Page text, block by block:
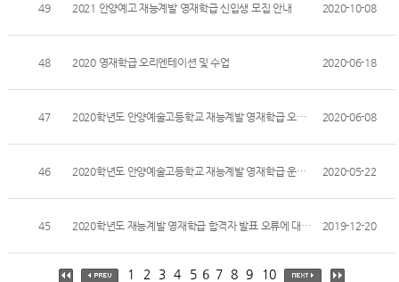
49 2021 안양예고 재능계발 영재학급 신입생 모집 안내 2020-10-08
48 2020 영재학급 오리엔테이션 및 수업 2020-06-18
47 2020학년도 안양예술고등학교 재능계발 영재학급 오리엔테이션 및 수업운영방식 2020-06-08
46 2020학년도 안양예술고등학교 재능계발 영재학급 운영계획서 2020-05-22
45 2020학년도 재능계발 영재학급 합격자 발표 오류에 대한 사과문 2019-12-20
1 2 3 4 5 6 7 8 9 10